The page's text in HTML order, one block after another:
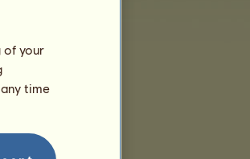
of your
time